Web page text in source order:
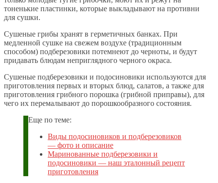
тоненькие пластинки, которые выкладывают на противни
для сушки.
Сушеные грибы хранят в герметичных банках. При
медленной сушке на свежем воздухе (традиционным
способом) подберезовики потемнеют до черноты, и будут
придавать блюдам неприглядного черного окраса.
Сушеные подберезовики и подосиновики используются для
приготовления первых и вторых блюд, салатов, а также для
приготовления грибного порошка (грибной приправы), для
чего их перемалывают до порошкообразного состояния.
Еще по теме:
Виды подосиновиков и подберезовиков
— фото и описание
Маринованные подберезовики и
подосиновики — наш эталонный рецепт
приготовления